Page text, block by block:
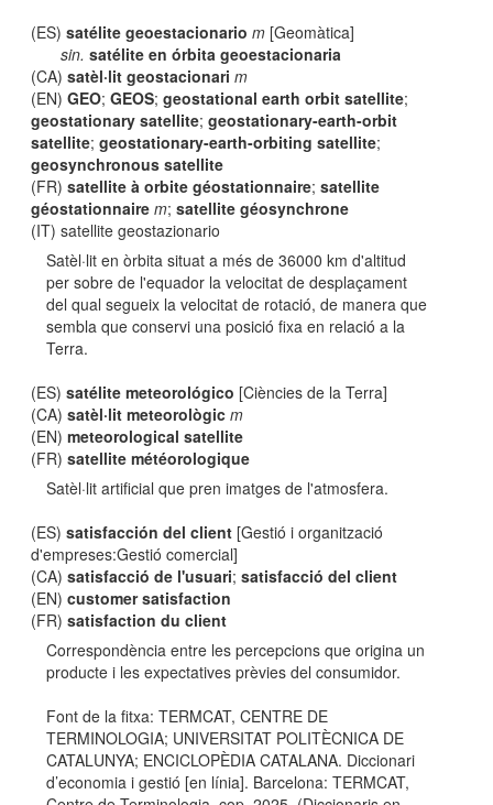
(ES)satélite geoestacionario m [Geomàtica]
sin. satélite en órbita geoestacionaria
(CA)satèl·lit geostacionari m
(EN)GEO;GEOS;geostational earth orbit satellite;
geostationary satellite;geostationary-earth-orbit
satellite;geostationary-earth-orbiting satellite;
geosynchronous satellite
(FR)satellite à orbite géostationnaire;satellite
géostationnaire m;satellite géosynchrone
(IT) satellite geostazionario
Satèl·lit en òrbita situat a més de 36000 km d'altitud
per sobre de l'equador la velocitat de desplaçament
del qual segueix la velocitat de rotació, de manera que
sembla que conservi una posició fixa en relació a la
Terra.
(ES)satélite meteorológico [Ciències de la Terra]
(CA)satèl·lit meteorològic m
(EN)meteorological satellite
(FR)satellite météorologique
Satèl·lit artificial que pren imatges de l'atmosfera.
(ES)satisfacción del client [Gestió i organització
d'empreses:Gestió comercial]
(CA)satisfacció de l'usuari;satisfacció del client
(EN)customer satisfaction
(FR)satisfaction du client
Correspondència entre les percepcions que origina un
producte i les expectatives prèvies del consumidor.
Font de la fitxa: TERMCAT, CENTRE DE
TERMINOLOGIA; UNIVERSITAT POLITÈCNICA DE
CATALUNYA; ENCICLOPÈDIA CATALANA. Diccionari
d’economia i gestió [en línia]. Barcelona: TERMCAT,